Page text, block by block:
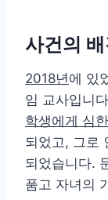
사건의 배
2018년에 있
임 교사입니
학생에게 심
되었고, 그로
되었습니다.
품고 자녀의